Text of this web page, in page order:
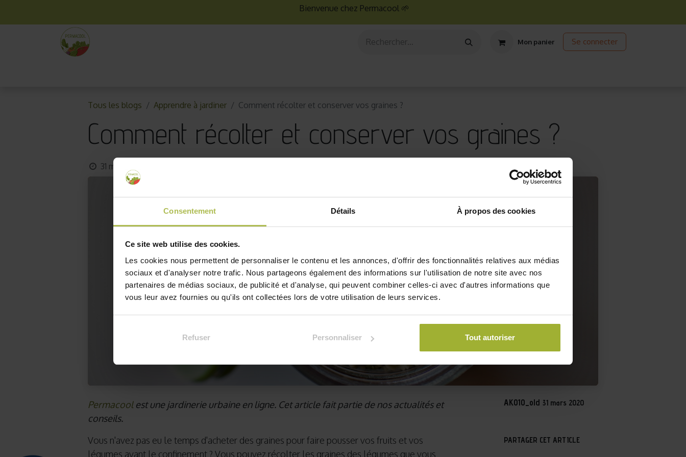
Consentement Détails À propos des cookies
Ce site web utilise des cookies.
Les cookies nous permettent de personnaliser le contenu et les annonces, d'offrir des fonctionnalités relatives aux médias
sociaux et d'analyser notre trafic. Nous partageons également des informations sur l'utilisation de notre site avec nos
partenaires de médias sociaux, de publicité et d'analyse, qui peuvent combiner celles-ci avec d'autres informations que
vous leur avez fournies ou qu'ils ont collectées lors de votre utilisation de leurs services.
Refuser Personnaliser Tout autoriser
Bienvenue chez Permacool 🌱
Mon panier Se connecter
Tous les blogs Apprendre à jardiner Comment récolter et conserver vos graines ?
Comment récolter et conserver vos graines ?
31 mars 2020
Permacoolest une jardinerie urbaine en ligne. Cet article fait partie de nos actualités et
conseils.
Vous n'avez pas eu le temps d'acheter des graines pour faire pousser vos fruits et vos
légumes avant le confinement ? Vous pouvez récolter les graines des légumes que vous
AKO10_old 31 mars 2020
PARTAGER CET ARTICLE